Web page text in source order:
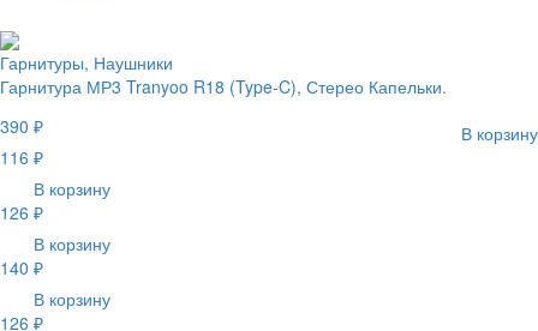
Гарнитуры, Наушники
Гарнитура МР3 Tranyoo R18 (Type-C), Стерео Капельки.
390 ₽
В корзину
116 ₽
В корзину
126 ₽
В корзину
140 ₽
В корзину
126 ₽